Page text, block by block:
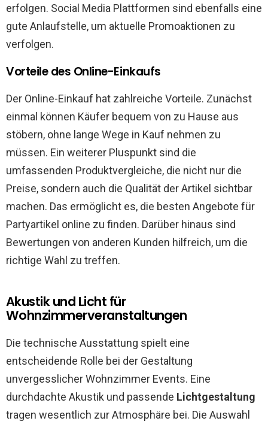
erfolgen. Social Media Plattformen sind ebenfalls eine
gute Anlaufstelle, um aktuelle Promoaktionen zu
verfolgen.
Vorteile des Online-Einkaufs
Der Online-Einkauf hat zahlreiche Vorteile. Zunächst
einmal können Käufer bequem von zu Hause aus
stöbern, ohne lange Wege in Kauf nehmen zu
müssen. Ein weiterer Pluspunkt sind die
umfassenden Produktvergleiche, die nicht nur die
Preise, sondern auch die Qualität der Artikel sichtbar
machen. Das ermöglicht es, die besten Angebote für
Partyartikel online zu finden. Darüber hinaus sind
Bewertungen von anderen Kunden hilfreich, um die
richtige Wahl zu treffen.
Akustik und Licht für
Wohnzimmerveranstaltungen
Die technische Ausstattung spielt eine
entscheidende Rolle bei der Gestaltung
unvergesslicher Wohnzimmer Events. Eine
durchdachte Akustik und passende Lichtgestaltung
tragen wesentlich zur Atmosphäre bei. Die Auswahl